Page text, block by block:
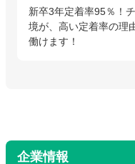
新卒3年定着率95％！
境が、高い定着率の理
働けます！
企業情報